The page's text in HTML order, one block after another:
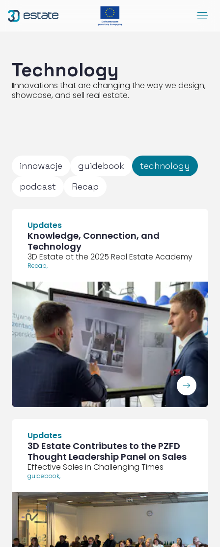
Menu
About Us
Contact
SocialLinkedIn SocialFacebook SocialYoutube EN Accessibility
Technology
Innovations that are changing the way we design,
showcase, and sell real estate.
innowacje guidebook
technology
podcast
Recap
Updates
Knowledge, Connection, and
Technology
3D Estate at the 2025 Real Estate Academy
Recap,
ArrowRightLong
Updates
3D Estate Contributes to the PZFD
Thought Leadership Panel on Sales
Effective Sales in Challenging Times
guidebook,